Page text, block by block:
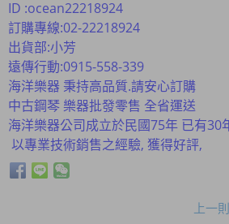
ID :ocean22218924
訂購專線:02-22218924
出貨部:小芳
遠傳行動:0915-558-339
海洋樂器 秉持高品質.請安心訂購
中古鋼琴 樂器批發零售 全省運送
海洋樂器公司成立於民國75年 已有30
以專業技術銷售之經驗, 獲得好評,
上一則